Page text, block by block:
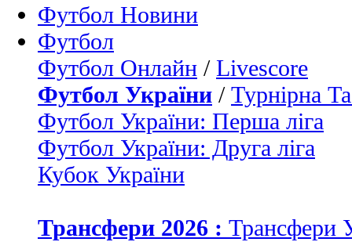
Футбол Новини
Футбол
Футбол Онлайн / Livescore
Футбол України / Турнірна
Футбол України: Перша ліга
Футбол України: Друга ліга
Кубок України
Трансфери 2026 : Трансфери